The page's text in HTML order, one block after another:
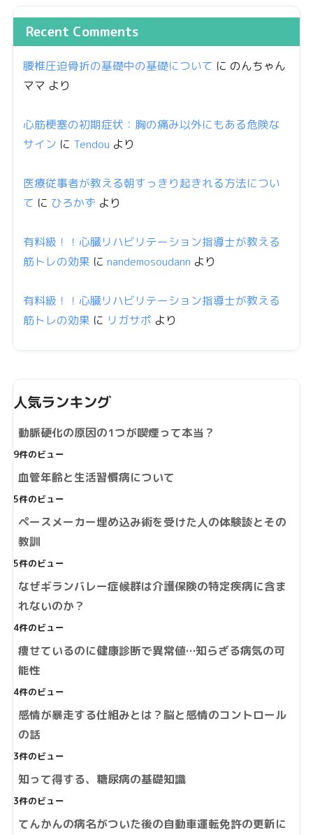
Recent Comments
腰椎圧迫骨折の基礎中の基礎について に のんちゃん
ママ より
心筋梗塞の初期症状：胸の痛み以外にもある危険な
サイン に Tendou より
医療従事者が教える朝すっきり起きれる方法につい
て に ひろかず より
有料級！！心臓リハビリテーション指導士が教える
筋トレの効果 に nandemosoudann より
有料級！！心臓リハビリテーション指導士が教える
筋トレの効果 に リガサポ より
人気ランキング
動脈硬化の原因の1つが喫煙って本当？
9件のビュー
血管年齢と生活習慣病について
5件のビュー
ペースメーカー埋め込み術を受けた人の体験談とその
教訓
5件のビュー
なぜギランバレー症候群は介護保険の特定疾病に含ま
れないのか？
4件のビュー
痩せているのに健康診断で異常値…知らざる病気の可
能性
4件のビュー
感情が暴走する仕組みとは？脳と感情のコントロール
の話
3件のビュー
知って得する、糖尿病の基礎知識
3件のビュー
てんかんの病名がついた後の自動車運転免許の更新に